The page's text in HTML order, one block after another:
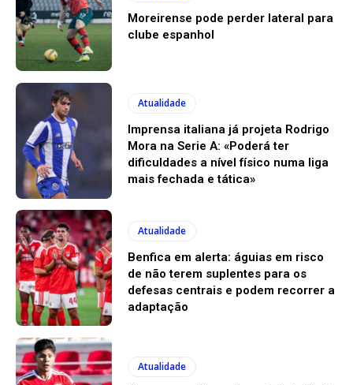
Moreirense pode perder lateral para
clube espanhol
Atualidade
Imprensa italiana já projeta Rodrigo
Mora na Serie A: «Poderá ter
dificuldades a nível físico numa liga
mais fechada e tática»
Atualidade
Benfica em alerta: águias em risco
de não terem suplentes para os
defesas centrais e podem recorrer a
adaptação
Atualidade